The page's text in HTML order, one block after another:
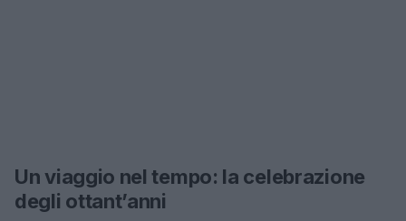
Un viaggio nel tempo: la celebrazione
degli ottant’anni